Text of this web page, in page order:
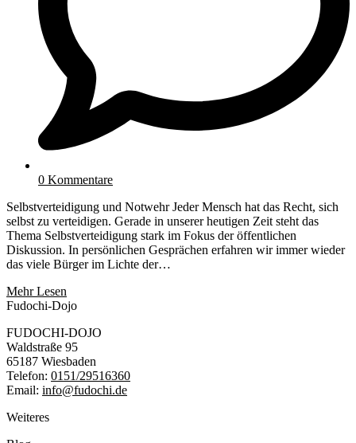
0 Kommentare
Selbstverteidigung und Notwehr Jeder Mensch hat das Recht, sich
selbst zu verteidigen. Gerade in unserer heutigen Zeit steht das
Thema Selbstverteidigung stark im Fokus der öffentlichen
Diskussion. In persönlichen Gesprächen erfahren wir immer wieder
das viele Bürger im Lichte der…
Mehr Lesen
Fudochi-Dojo
FUDOCHI-DOJO
Waldstraße 95
65187 Wiesbaden
Telefon: 0151/29516360
Email: info@fudochi.de
Weiteres